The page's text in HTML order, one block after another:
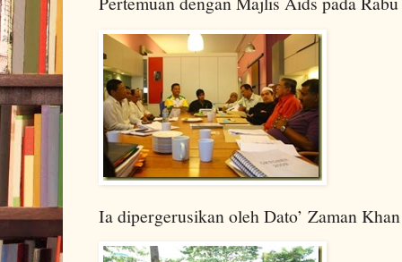
Ia dipergerusikan oleh Dato’ Zaman